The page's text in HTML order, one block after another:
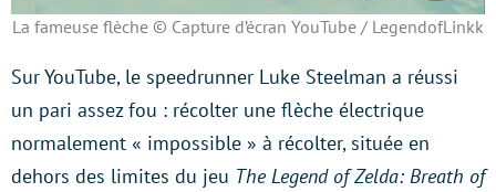
La fameuse flèche © Capture d’écran YouTube / LegendofLinkk
Sur YouTube, le speedrunner Luke Steelman a réussi
un pari assez fou : récolter une flèche électrique
normalement « impossible » à récolter, située en
dehors des limites du jeu The Legend of Zelda: Breath of